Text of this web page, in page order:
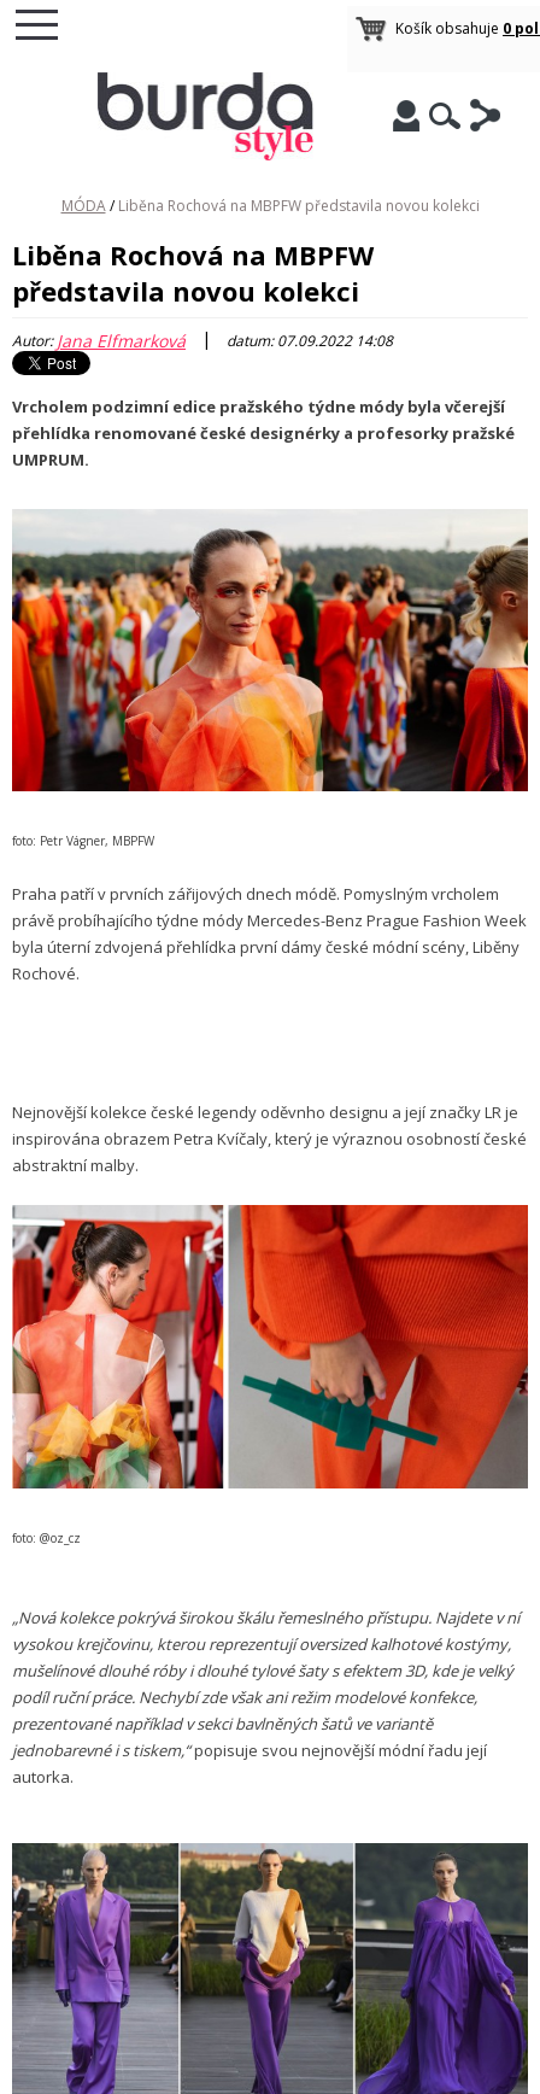
Košík obsahuje 0
MÓDA / Liběna Rochová na MBPFW představila novou kolekci
Liběna Rochová na MBPFW
představila novou kolekci
Autor:Jana Elfmarková | datum: 07.09.2022 14:08
Vrcholem podzimní edice pražského týdne módy byla včerejší
přehlídka renomované české designérky a profesorky pražské
UMPRUM.
foto: Petr Vágner, MBPFW
Praha patří v prvních zářijových dnech módě. Pomyslným vrcholem
právě probíhajícího týdne módy Mercedes-Benz Prague Fashion Week
byla úterní zdvojená přehlídka první dámy české módní scény, Liběny
Rochové.
Nejnovější kolekce české legendy oděvnho designu a její značky LR je
inspirována obrazem Petra Kvíčaly, který je výraznou osobností české
abstraktní malby.
foto: @oz_cz
„Nová kolekce pokrývá širokou škálu řemeslného přístupu. Najdete v ní
vysokou krejčovinu, kterou reprezentují oversized kalhotové kostýmy,
mušelínové dlouhé róby i dlouhé tylové šaty s efektem 3D, kde je velký
podíl ruční práce. Nechybí zde však ani režim modelové konfekce,
prezentované například v sekci bavlněných šatů ve variantě
jednobarevné i s tiskem,“popisuje svou nejnovější módní řadu její
autorka.